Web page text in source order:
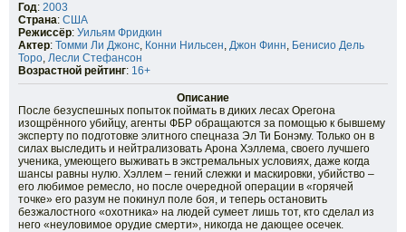
Год: 2003
Страна: США
Режиссёр: Уильям Фридкин
Актер: Томми Ли Джонс, Конни Нильсен, Джон Финн, Бенисио Дель
Торо, Лесли Стефансон
Возрастной рейтинг: 16+
Описание
После безуспешных попыток поймать в диких лесах Орегона
изощрённого убийцу, агенты ФБР обращаются за помощью к бывшему
эксперту по подготовке элитного спецназа Эл Ти Бонэму. Только он в
силах выследить и нейтрализовать Арона Хэллема, своего лучшего
ученика, умеющего выживать в экстремальных условиях, даже когда
шансы равны нулю. Хэллем – гений слежки и маскировки, убийство –
его любимое ремесло, но после очередной операции в «горячей
точке» его разум не покинул поле боя, и теперь остановить
безжалостного «охотника» на людей сумеет лишь тот, кто сделал из
него «неуловимое орудие смерти», никогда не дающее осечек.